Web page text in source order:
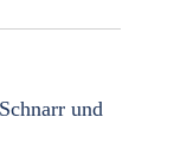
und